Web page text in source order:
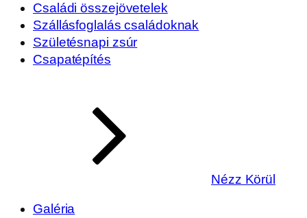
Családi összejövetelek
Szállásfoglalás családoknak
Születésnapi zsúr
Csapatépítés
Nézz Körül
Galéria